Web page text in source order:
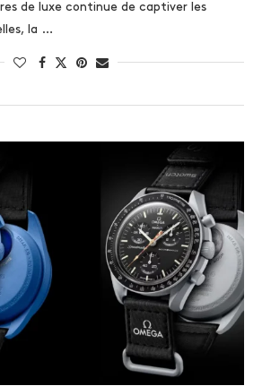
de luxe continue de captiver les
la …